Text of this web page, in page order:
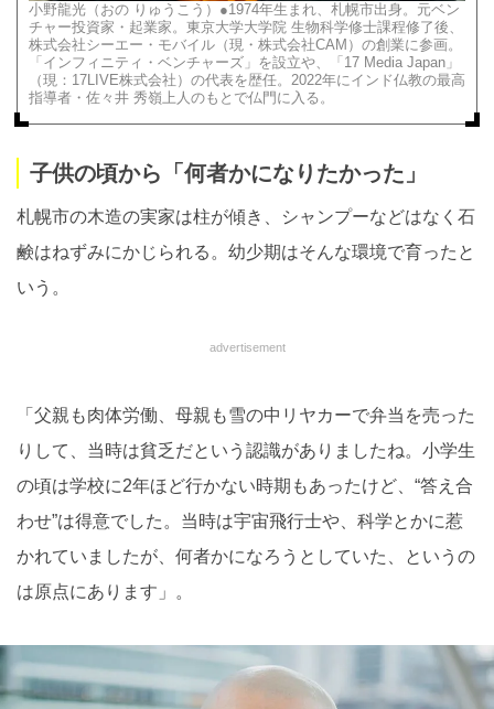
小野龍光（おの りゅうこう）●1974年生まれ、札幌市出身。元ベン
チャー投資家・起業家。東京大学大学院 生物科学修士課程修了後、
株式会社シーエー・モバイル（現・株式会社CAM）の創業に参画。
「インフィニティ・ベンチャーズ」を設立や、「17 Media Japan」
（現：17LIVE株式会社）の代表を歴任。2022年にインド仏教の最高
指導者・佐々井 秀嶺上人のもとで仏門に入る。
子供の頃から「何者かになりたかった」
札幌市の木造の実家は柱が傾き、シャンプーなどはなく石
鹸はねずみにかじられる。幼少期はそんな環境で育ったと
いう。
advertisement
「父親も肉体労働、母親も雪の中リヤカーで弁当を売った
りして、当時は貧乏だという認識がありましたね。小学生
の頃は学校に2年ほど行かない時期もあったけど、“答え合
わせ”は得意でした。当時は宇宙飛行士や、科学とかに惹
かれていましたが、何者かになろうとしていた、というの
は原点にあります」。